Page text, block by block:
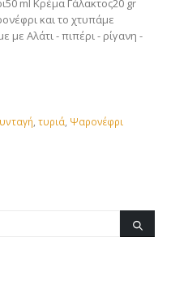
ml Κρέμα Γάλακτος20 gr
και το χτυπάμε
Αλάτι - πιπέρι - ρίγανη -
, τυριά, Ψαρονέφρι